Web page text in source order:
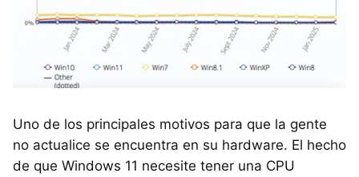
Uno de los principales motivos para que la gente
no actualice se encuentra en su hardware. El hecho
de que Windows 11 necesite tener una CPU